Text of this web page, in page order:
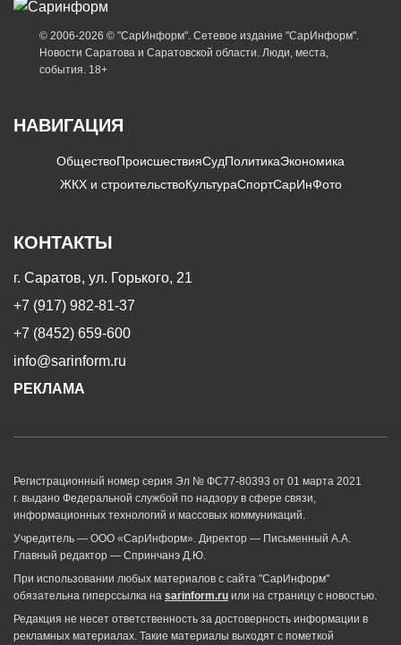
© 2006-2026 © "СарИнформ". Сетевое издание "СарИнформ".
Новости Саратова и Саратовской области. Люди, места,
события. 18+
НАВИГАЦИЯ
ОбществоПроисшествияСудПолитикаЭкономика
ЖКХ и строительствоКультураСпортСарИнФото
КОНТАКТЫ
г. Саратов, ул. Горького, 21
+7 (917) 982-81-37
+7 (8452) 659-600
info@sarinform.ru
РЕКЛАМА
Регистрационный номер серия Эл № ФС77-80393 от 01 марта 2021
г. выдано Федеральной службой по надзору в сфере связи,
информационных технологий и массовых коммуникаций.
Учредитель — ООО «СарИнформ». Директор — Письменный А.А.
Главный редактор — Спринчанэ Д.Ю.
При использовании любых материалов с сайта "СарИнформ"
обязательна гиперссылка на sarinform.ru или на страницу с новостью.
Редакция не несет ответственность за достоверность информации в
рекламных материалах. Такие материалы выходят с пометкой